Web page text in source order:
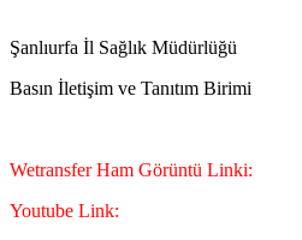
Şanlıurfa İl Sağlık Müdürlüğü
Basın İletişim ve Tanıtım Birimi
Wetransfer Ham Görüntü Linki:
Youtube Link: